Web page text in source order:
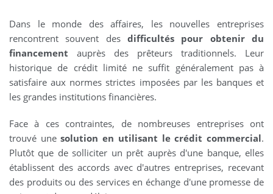
Dans le monde des affaires, les nouvelles entreprises
rencontrent souvent des difficultés pour obtenir du
financement auprès des prêteurs traditionnels. Leur
historique de crédit limité ne suffit généralement pas à
satisfaire aux normes strictes imposées par les banques et
les grandes institutions financières.
Face à ces contraintes, de nombreuses entreprises ont
trouvé unesolution en utilisant le crédit commercial.
Plutôt que de solliciter un prêt auprès d'une banque, elles
établissent des accords avec d'autres entreprises, recevant
des produits ou des services en échange d'une promesse de